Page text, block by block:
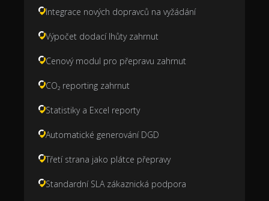
Integrace nových dopravců na vyžádání
Výpočet dodací lhůty zahrnut
Cenový modul pro přepravu zahrnut
CO₂ reporting zahrnut
Statistiky a Excel reporty
Automatické generování DGD
Třetí strana jako plátce přepravy
Standardní SLA zákaznická podpora